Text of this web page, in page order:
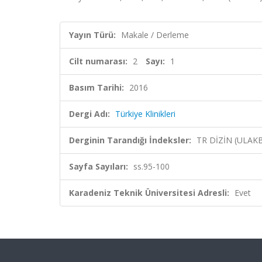
Yayın Türü: Makale / Derleme
Cilt numarası: 2 Sayı: 1
Basım Tarihi: 2016
Dergi Adı: Türkiye Klinikleri
Derginin Tarandığı İndeksler: TR DİZİN
Sayfa Sayıları: ss.95-100
Karadeniz Teknik Üniversitesi Adresli: Evet